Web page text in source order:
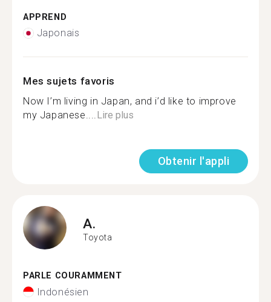
APPREND
Japonais
Mes sujets favoris
Now I’m living in Japan, and i’d like to improve
my Japanese....Lire plus
Obtenir l'appli
A.
Toyota
PARLE COURAMMENT
Indonésien